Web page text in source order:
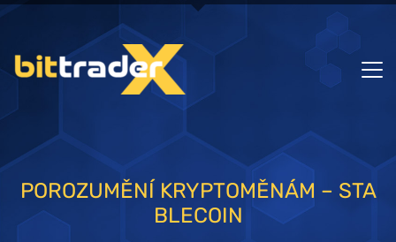
POROZUMĚNÍ KRYPTOMĚNÁM – STA
BLECOIN